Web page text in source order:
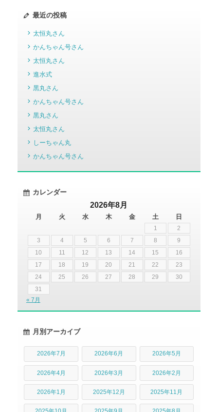
最近の投稿
太恒丸さん
かんちゃん号さん
太恒丸さん
進水式
黒丸さん
かんちゃん号さん
黒丸さん
太恒丸さん
しーちゃん丸
かんちゃん号さん
カレンダー
2026年8月
月 火 水 木 金 土 日
1
2
3
4 5 6 7 8
9
10
11 12 13 14 15
16
17
18 19 20 21 22
23
24
25 26 27 28 29
30
31
« 7月
月別アーカイブ
2026年7月 2026年6月 2026年5月
2026年4月 2026年3月 2026年2月
2026年1月 2025年12月 2025年11月